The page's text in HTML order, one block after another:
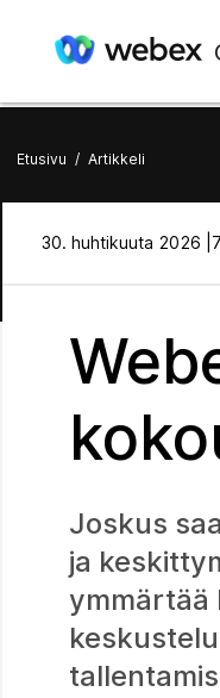
Etusivu / Artikkeli
30. huhtikuuta 2026 |
Joskus
ja
ymmärtää